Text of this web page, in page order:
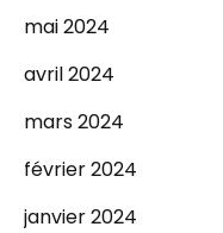
mai 2024
avril 2024
mars 2024
février 2024
janvier 2024